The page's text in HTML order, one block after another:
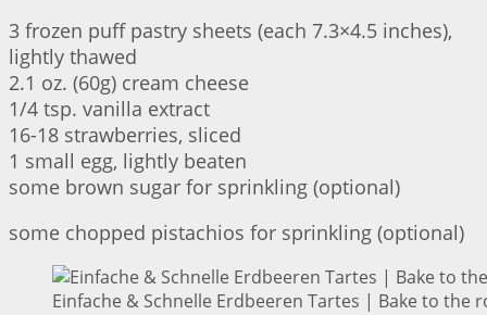
3 frozen puff pastry sheets (each 7.3×4.5 inches),
lightly thawed
2.1 oz. (60g) cream cheese
1/4 tsp. vanilla extract
16-18 strawberries, sliced
1 small egg, lightly beaten
some brown sugar for sprinkling (optional)
some chopped pistachios for sprinkling (optional)
Einfache & Schnelle Erdbeeren Tartes | Bake to the